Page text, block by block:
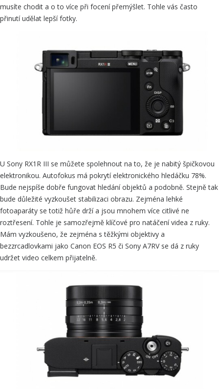
musíte chodit a o to více při focení přemýšlet. Tohle vás často
přinutí udělat lepší fotky.
U Sony RX1R III se můžete spolehnout na to, že je nabitý špičkovou
elektronikou. Autofokus má pokrytí elektronického hledáčku 78%.
Bude nejspíše dobře fungovat hledání objektů a podobně. Stejně tak
bude důležité vyzkoušet stabilizaci obrazu. Zejména lehké
fotoaparáty se totiž hůře drží a jsou mnohem více citlivé ne
roztřesení. Tohle je samozřejmě klíčové pro natáčení videa z ruky.
Mám vyzkoušeno, že zejména s těžkými objektivy a
bezzrcadlovkami jako Canon EOS R5 či Sony A7RV se dá z ruky
udržet video celkem přijatelně.